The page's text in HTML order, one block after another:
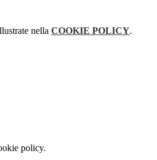
nella COOKIE POLICY.
policy.